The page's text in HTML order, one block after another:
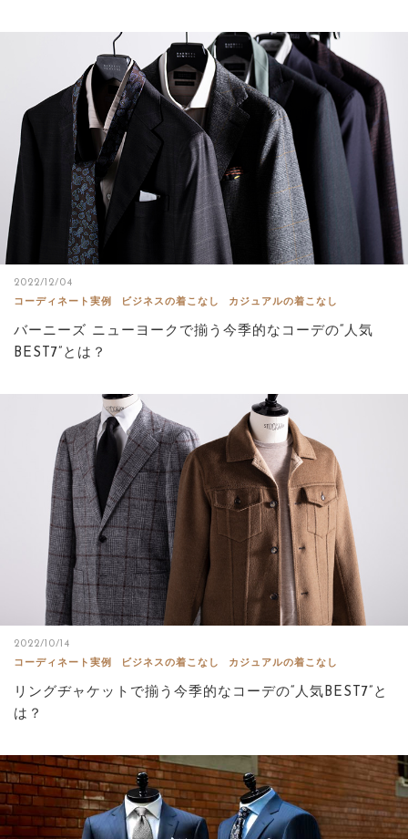
2022/12/04
コーディネート実例
ビジネスの着こなし カジュアルの着こなし
バーニーズ ニューヨークで揃う今季的なコーデの“人気
BEST7”とは？
2022/10/14
コーディネート実例
ビジネスの着こなし カジュアルの着こなし
リングヂャケットで揃う今季的なコーデの“人気BEST7”と
は？